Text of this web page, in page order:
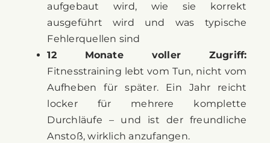
Fehlerquellen sind
12 Monate voller Zugriff:
Fitnesstraining lebt vom Tun, nicht vom
Aufheben für später. Ein Jahr reicht
locker für mehrere komplette
Durchläufe – und ist der freundliche
Anstoß, wirklich anzufangen.
Goodie-Bag inklusive:Workbook,
Teilnehmerheft und Excel-Tracker zum